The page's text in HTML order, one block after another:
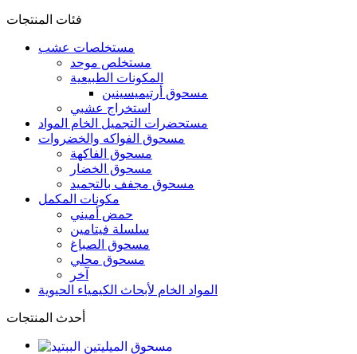
فئات المنتجات
مستخلصات عشب
مستخلص موحد
المكونات الطبيعية
مسحوق أرتيميسينين
استخراج عشبي
مستحضرات التجميل الخام المواد
مسحوق الفواكه والخضروات
مسحوق الفاكهة
مسحوق الخضار
مسحوق مجفف بالتجميد
مكونات المكمل
حمض أميني
سلسلة فيتامين
مسحوق الصباغ
مسحوق محلي
آخر
المواد الخام لأبحاث الكيمياء الحيوية
أحدث المنتجات